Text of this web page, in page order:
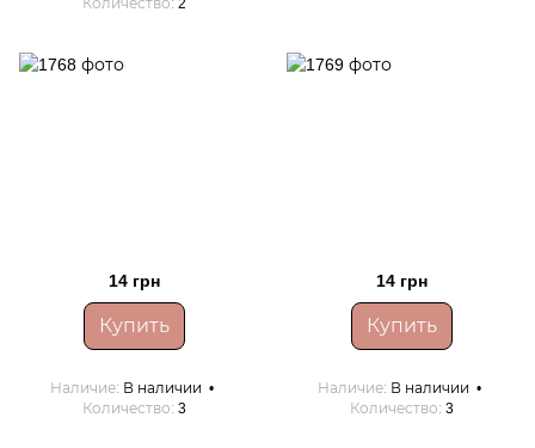
Количество 2
14 грн
Купить
Наличие В наличии
Количество 3
14 грн
Купить
Наличие В наличии
Количество 3